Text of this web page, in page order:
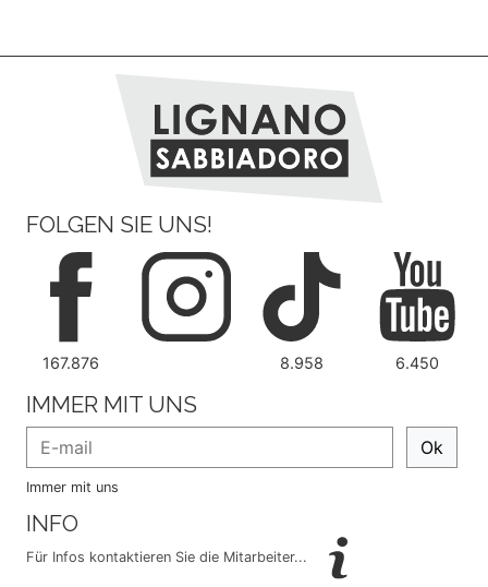
FOLGEN SIE UNS!
167.876 8.958 6.450
IMMER MIT UNS
Ok
Immer mit uns
INFO
Für Infos kontaktieren Sie die Mitarbeiter...